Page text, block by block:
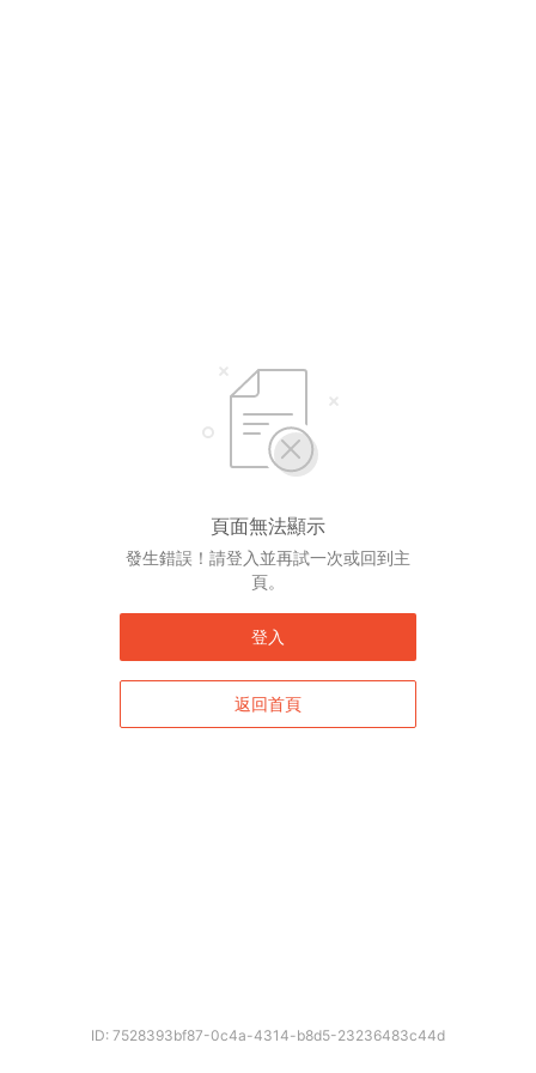
頁面無法顯示
發生錯誤！請登入並再試一次或回到主
頁。
登入
返回首頁
ID: 7528393bf87-0c4a-4314-b8d5-23236483c44d